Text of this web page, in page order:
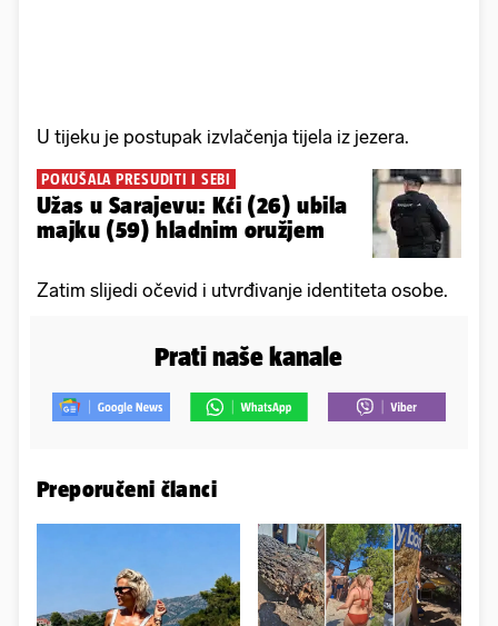
U tijeku je postupak izvlačenja tijela iz jezera.
POKUŠALA PRESUDITI I SEBI
Užas u Sarajevu: Kći (26) ubila
majku (59) hladnim oružjem
Zatim slijedi očevid i utvrđivanje identiteta osobe.
Prati naše kanale
Preporučeni članci